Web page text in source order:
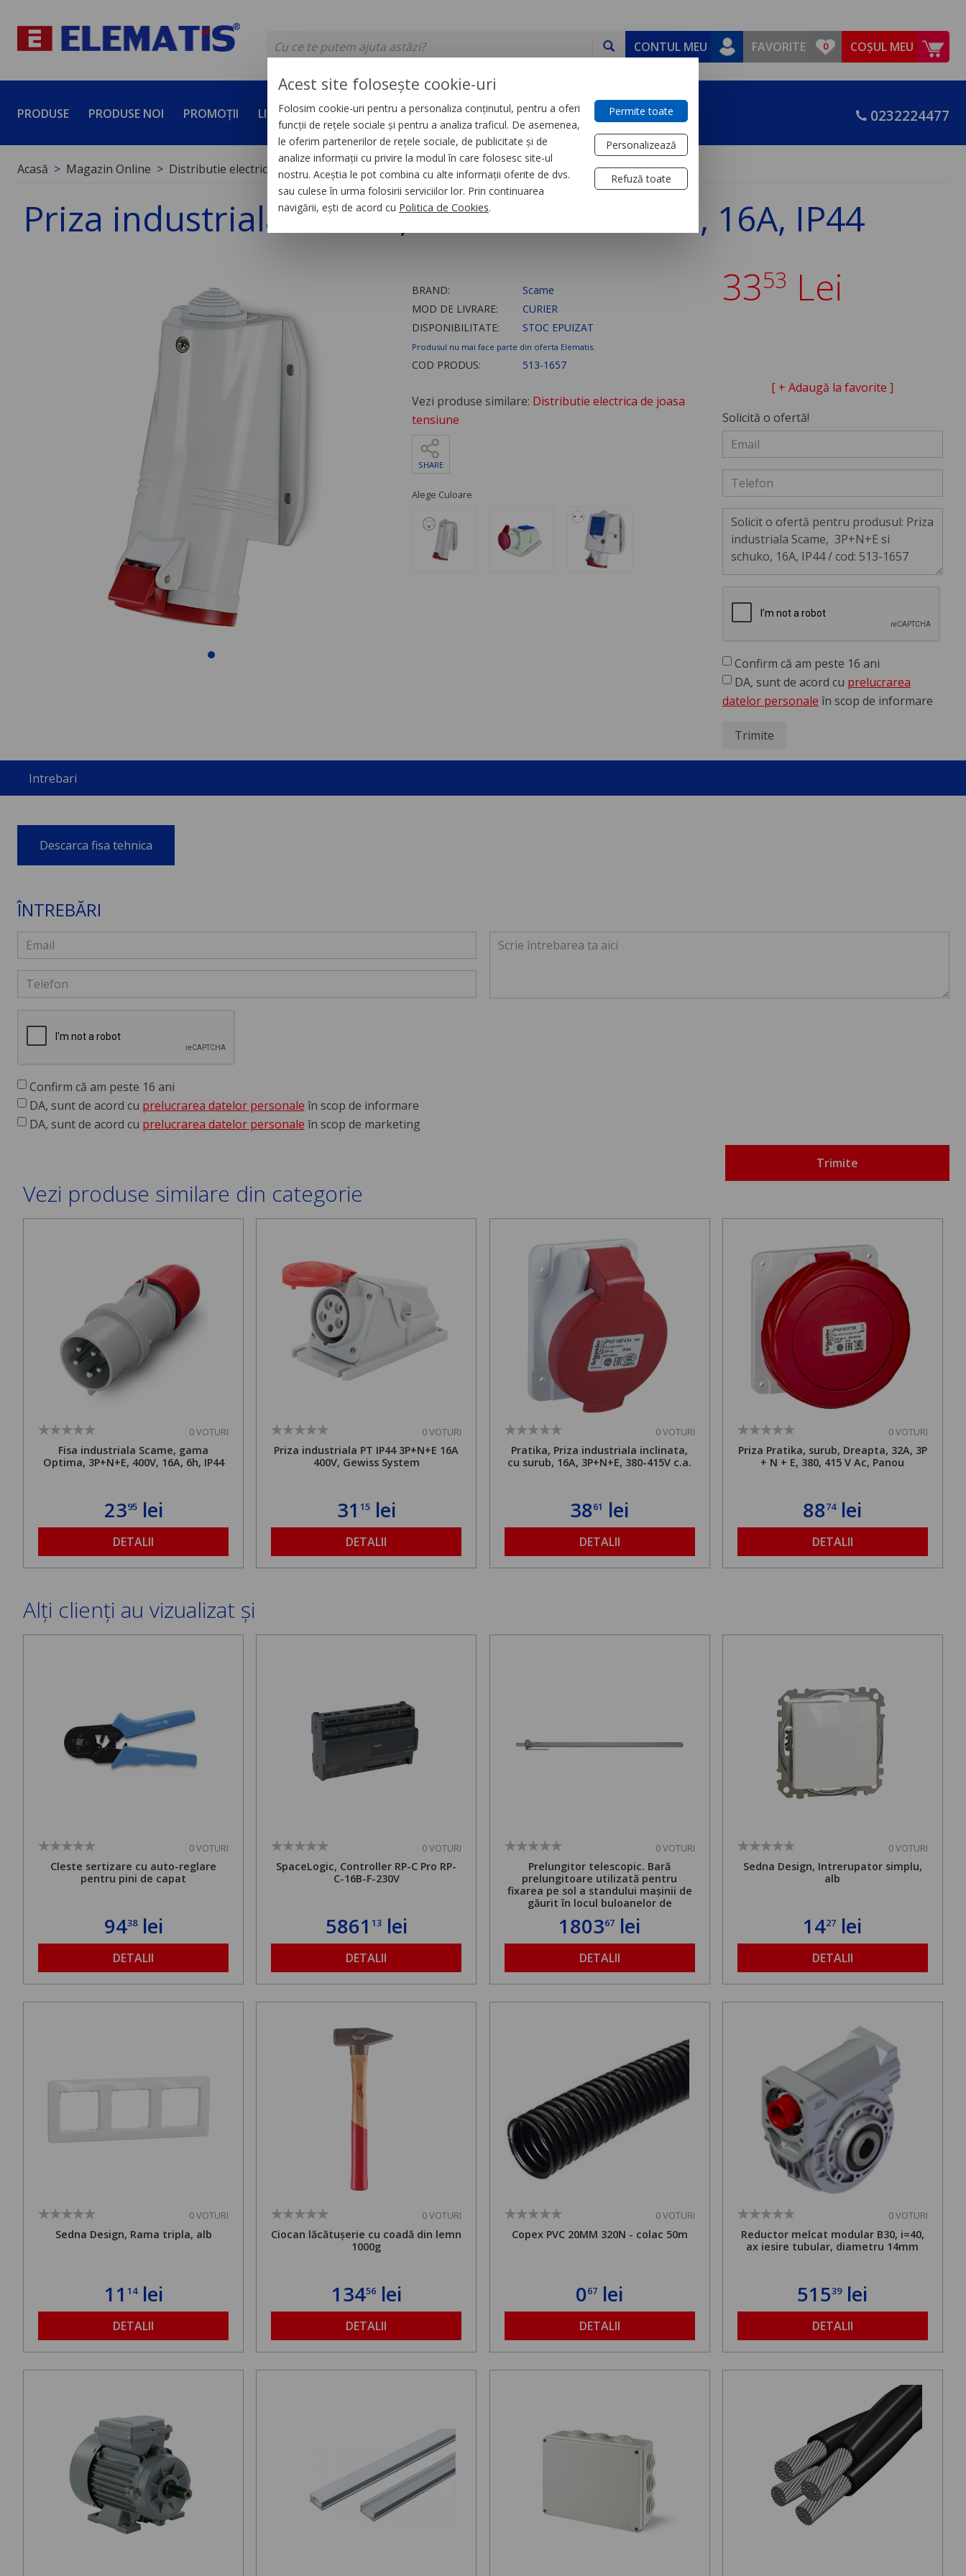
CONTUL MEU FAVORITE COȘUL MEU
PRODUSE PRODUSE NOI PROMOȚII LICHIDĂRI DE STOC SERVICII DEVINO PARTENER CONTACT 0232224477
Acasă Magazin Online Distributie electrica de joasa tensiune Prize si fise industriale
Priza industriala Scame, 3P+N+E si schuko, 16A, IP44
BRAND:
Scame
MOD DE LIVRARE:
CURIER
DISPONIBILITATE:
STOC EPUIZAT
Produsul nu mai face parte din oferta Elematis.
COD PRODUS: 513-1657
Vezi produse similare: Distributie electrica de joasa
tensiune
SHARE
Alege Culoare
3353 Lei
[ + Adaugă la favorite ]
Solicită o ofertă!
Confirm că am peste 16 ani
DA, sunt de acord cu prelucrarea
datelor personale în scop de informare
Trimite
Intrebari
Descarca fisa tehnica
ÎNTREBĂRI
Confirm că am peste 16 ani
DA, sunt de acord cu prelucrarea datelor personale în scop de informare
DA, sunt de acord cu prelucrarea datelor personale în scop de marketing
Trimite
Vezi produse similare din categorie
0 VOTURI
Fisa industriala Scame, gama
Optima, 3P+N+E, 400V, 16A, 6h, IP44
2395lei
DETALII
0 VOTURI
Priza industriala PT IP44 3P+N+E 16A
400V, Gewiss System
31 15lei
DETALII
0 VOTURI
Pratika, Priza industriala inclinata,
cu surub, 16A, 3P+N+E, 380-415V c.a.
3861 lei
DETALII
0 VOTURI
Priza Pratika, surub, Dreapta, 32A, 3P
+ N + E, 380, 415 V Ac, Panou
8874lei
DETALII
Alți clienți au vizualizat și
0 VOTURI
Cleste sertizare cu auto-reglare
pentru pini de capat
9438lei
DETALII
0 VOTURI
SpaceLogic, Controller RP-C Pro RP-
C-16B-F-230V
5861 13lei
DETALII
0 VOTURI
Prelungitor telescopic. Bară
prelungitoare utilizată pentru
fixarea pe sol a standului mașinii de
găurit în locul buloanelor de
ancorare. Greutate maximă admisă
de 500 kg și înălțime reglabilă de la
180367 lei
DETALII
0 VOTURI
Sedna Design, Intrerupator simplu,
alb
1427 lei
DETALII
0 VOTURI
Sedna Design, Rama tripla, alb
11 14lei
DETALII
0 VOTURI
Ciocan lăcătușerie cu coadă din lemn
1000g
13456lei
DETALII
0 VOTURI
Copex PVC 20MM 320N - colac 50m
067 lei
DETALII
0 VOTURI
Reductor melcat modular B30, i=40,
ax iesire tubular, diametru 14mm
51539lei
DETALII
Acest site folosește cookie-uri
Folosim cookie-uri pentru a personaliza conținutul, pentru a oferi
funcții de rețele sociale și pentru a analiza traficul. De asemenea,
le oferim partenerilor de rețele sociale, de publicitate și de
analize informații cu privire la modul în care folosesc site-ul
nostru. Aceștia le pot combina cu alte informații oferite de dvs.
sau culese în urma folosirii serviciilor lor. Prin continuarea
navigării, ești de acord cu Politica de Cookies.
Permite toate
Personalizează
Refuză toate